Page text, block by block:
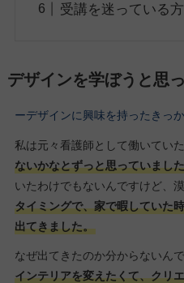
受講を迷っている
デザインを学ぼうと思
ーデザインに興味を持ったきっ
私は元々看護師として働いていた
ないかなとずっと思っていまし
いたわけでもないんですけど、
タイミングで、家で暇していた
出てきました。
なぜ出てきたのか分からないん
インテリアを変えたくて、クリ